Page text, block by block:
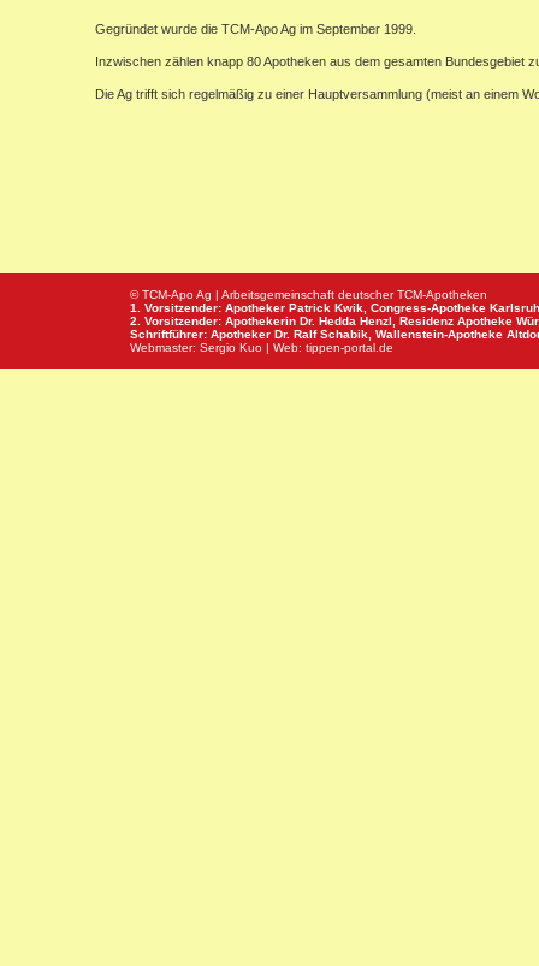
Gegründet wurde die TCM-Apo Ag im September 1999.
Inzwischen zählen knapp 80 Apotheken aus dem gesamten Bundesgebiet
Die Ag trifft sich regelmäßig zu einer Hauptversammlung (meist an einem
© TCM-Apo Ag | Arbeitsgemeinschaft deutscher TCM-Apotheken
1. Vorsitzender: Apotheker Patrick Kwik, Congress-Apotheke
2. Vorsitzender: Apothekerin Dr. Hedda Henzl, Residenz Apotheke
Schriftführer: Apotheker Dr. Ralf Schabik, Wallenstein-Apotheke
Webmaster: Sergio Kuo | Web: tippen-portal.de